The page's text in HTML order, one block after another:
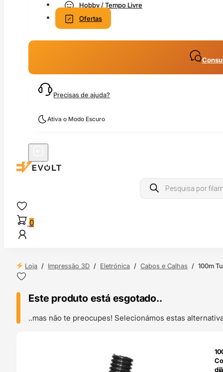
Hobby / Tempo Livre
Ofertas
Precisas de ajuda?
Ativa o Modo Escuro
Products
search
0
Loja / Impressão 3D / Eletrónica / Cabos e Calhas / 100m
Este produto está esgotado..
..mas não te preocupes! Selecionámos estas